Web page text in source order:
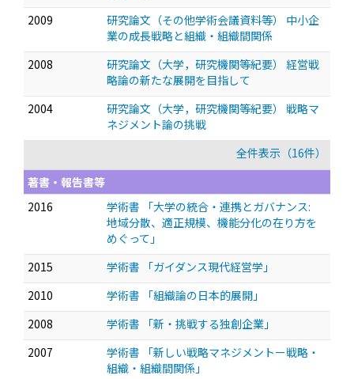
2009
研究論文（その他学術会議資料等） 中小企
業の成長戦略と組織・組織間関係
2008
研究論文（大学，研究機関等紀要） 経営戦
略論の新たな展開を目指して
2004
研究論文（大学，研究機関等紀要） 戦略マ
ネジメント論の挑戦
全件表示（16件）
著書・報告書等
2016
学術書 「大学の統合・連携とガバナンス:
地域分散、適正規模、機能分化の在り方を
めぐって」
2015
学術書 「ガイダンス現代経営学」
2010
学術書 「組織論の日本的展開」
2008
学術書 「新・挑戦する独創企業」
2007
学術書 「新しい戦略マネジメントー戦略・
組織・組織間関係」